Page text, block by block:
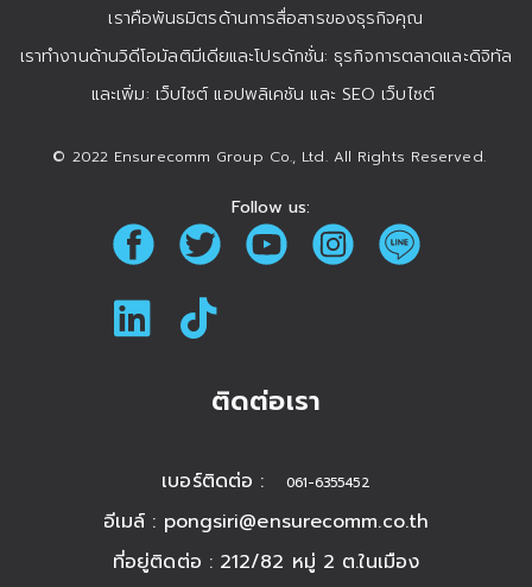
เราคือพันธมิตรด้านการสื่อสารของธุรกิจคุณ
เราทำงานด้านวิดีโอมัลติมีเดียและโปรดักชั่น: ธุรกิจการตลาดและดิจิทัล
และเพิ่ม: เว็บไซต์ แอปพลิเคชัน และ SEO เว็บไซต์
© 2022 Ensurecomm Group Co., Ltd. All Rights Reserved.
Follow us:
ติดต่อเรา
เบอร์ติดต่อ : 061-6355452
อีเมล์ : pongsiri@ensurecomm.co.th
ที่อยู่ติดต่อ : 212/82 หมู่ 2 ต.ในเมือง